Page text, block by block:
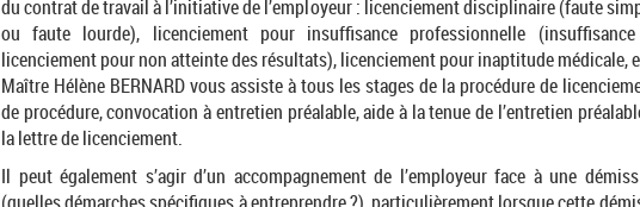
du contrat de travail à l’initiative de l’employeur : licenciement disciplinaire (faute
ou faute lourde), licenciement pour insuffisance professionnelle
licenciement pour non atteinte des résultats), licenciement pour inaptitude médicale,
Maître Hélène BERNARD vous assiste à tous les stages de la procédure de
de procédure, convocation à entretien préalable, aide à la tenue de l’entretien
la lettre de licenciement.
Il peut également s’agir d’un accompagnement de l’employeur face à une
(quelles démarches spécifiques à entreprendre ?), particulièrement lorsque cette